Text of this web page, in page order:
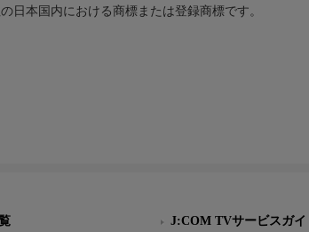
日本国内における商標または登録商標です。
J:COM TVサービスガイ